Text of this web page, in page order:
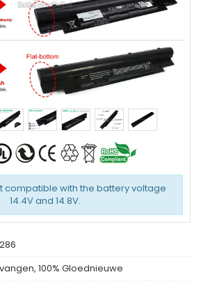
compatible with the battery voltage
14.4V and 14.8V.
100% Gloednieuwe